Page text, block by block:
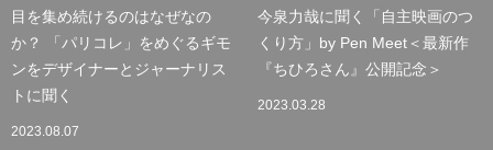
目を集め続けるのはなぜなの
か？ 「パリコレ」をめぐるギモ
ンをデザイナーとジャーナリス
トに聞く
2023.08.07
今泉力哉に聞く「自主映画のつ
くり方」by Pen Meet＜最新作
『ちひろさん』公開記念＞
2023.03.28